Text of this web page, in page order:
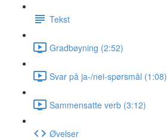
Tekst
Gradbøyning (2:52)
Svar på ja-/nei-spørsmål (1:08)
Sammensatte verb (3:12)
Øvelser